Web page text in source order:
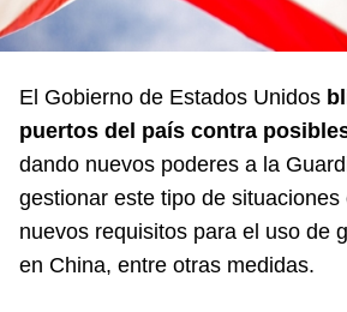
El Gobierno de Estados Unidos
puertos del país contra
dando nuevos poderes a la
gestionar este tipo de
nuevos requisitos para el uso de
en China, entre otras medidas.